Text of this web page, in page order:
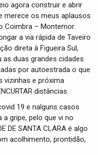
agora construir e abrir
merece os meus aplausos
Coimbra – Montemor.
a via rápida de Taveiro
direta à Figueira Sul,
as duas grandes cidades
por autoestrada o que
vizinhas e próxima
distâncias.
19 e nalguns casos
gripe, pelo que vi no
DE SANTA CLARA é algo
acolhimento, prontidão,